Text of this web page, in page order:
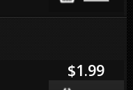
$1.99